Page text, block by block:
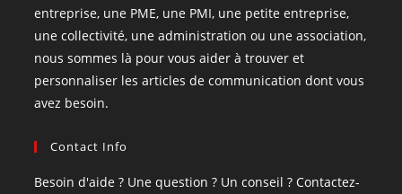
entreprise, une PME, une PMI, une petite entreprise,
une collectivité, une administration ou une association,
nous sommes là pour vous aider à trouver et
personnaliser les articles de communication dont vous
avez besoin.
Contact Info
Besoin d'aide ? Une question ? Un conseil ? Contactez-